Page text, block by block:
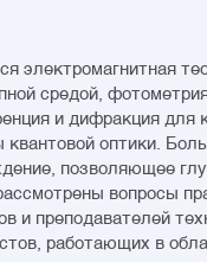
электромагнитная
средой,
и дифракция для
квантовой оптики.
позволяющее
вопросы
и преподавателей
работающих в